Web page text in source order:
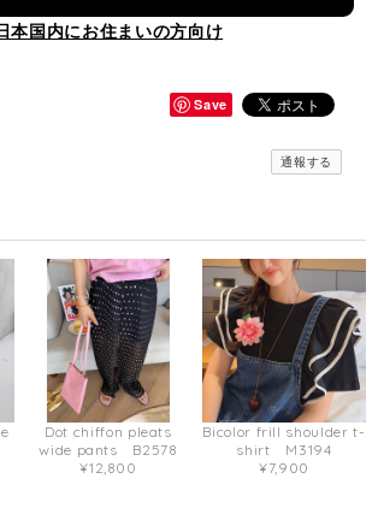
本国内にお住まいの方向け
Save
通報する
Dot chiffon pleats
wide pants B2578
¥12,800
Bicolor frill shoulder t-
shirt M3194
¥7,900